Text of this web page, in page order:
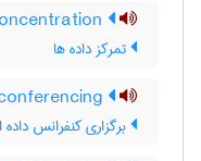
تمرکز داده ها
برگزاری کنفرانس داده